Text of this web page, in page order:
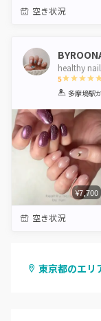
空き状況
healthy
5
1 2 3 4 5
多摩境駅
¥7,700
空き状況
東京都のエリ